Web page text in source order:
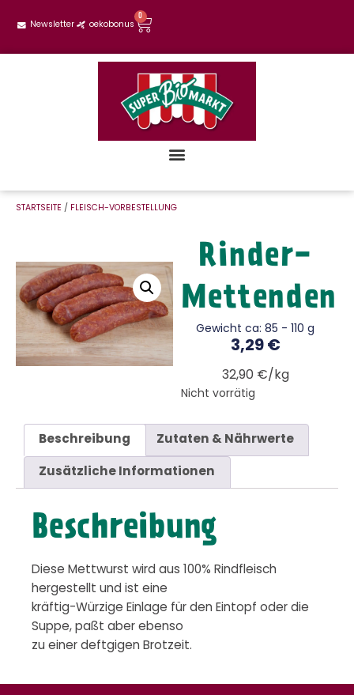
Newsletter oekobonus
0
STARTSEITE / FLEISCH-VORBESTELLUNG
Rinder-
Mettenden
Gewicht ca: 85 - 110 g
3,29 €
32,90 €/kg
Nicht vorrätig
Beschreibung Zutaten & Nährwerte
Zusätzliche Informationen
Beschreibung
Diese Mettwurst wird aus 100% Rindfleisch
hergestellt und ist eine
kräftig-Würzige Einlage für den Eintopf oder die
Suppe, paßt aber ebenso
zu einer deftgigen Brotzeit.